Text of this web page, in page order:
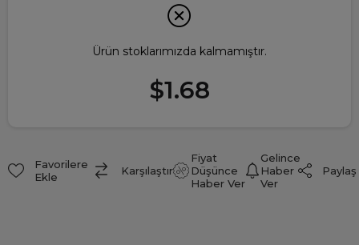
Ürün stoklarımızda kalmamıştır.
$1.68
Favorilere
Ekle
Karşılaştır
Fiyat
Düşünce
Haber Ver
Gelince
Haber
Ver
Paylaş